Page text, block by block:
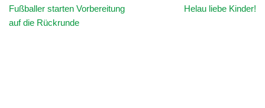
Fußballer starten Vorbereitung
auf die Rückrunde
Helau liebe Kinder!